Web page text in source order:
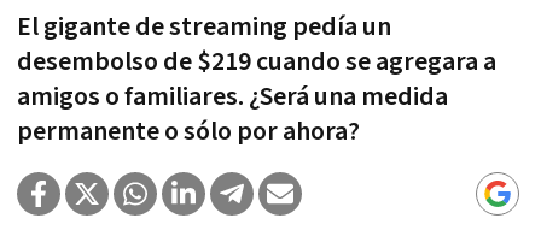
El gigante de streaming pedía un
desembolso de $219 cuando se agregara a
amigos o familiares. ¿Será una medida
permanente o sólo por ahora?